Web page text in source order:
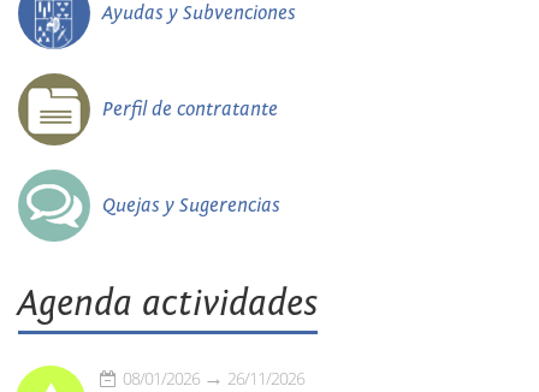
Ayudas y Subvenciones
Perfil de contratante
Quejas y Sugerencias
Agenda actividades
08/01/2026 26/11/2026